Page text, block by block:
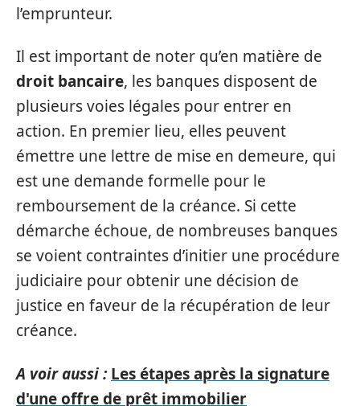
l’emprunteur.
Il est important de noter qu’en matière de
droit bancaire, les banques disposent de
plusieurs voies légales pour entrer en
action. En premier lieu, elles peuvent
émettre une lettre de mise en demeure, qui
est une demande formelle pour le
remboursement de la créance. Si cette
démarche échoue, de nombreuses banques
se voient contraintes d’initier une procédure
judiciaire pour obtenir une décision de
justice en faveur de la récupération de leur
créance.
A voir aussi : Les étapes après la signature
d'une offre de prêt immobilier